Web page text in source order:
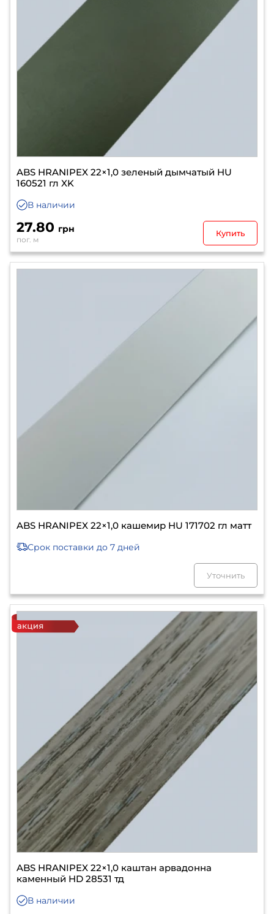
ABS HRANIPEX 22×1,0 зеленый дымчатый HU
160521 гл XK
В наличии
27.80 грн
пог. м
Купить
ABS HRANIPEX 22×1,0 кашемир HU 171702 гл матт
Срок поставки до 7 дней
Уточнить
ABS HRANIPEX 22×1,0 каштан арвадонна
каменный HD 28531 тд
В наличии